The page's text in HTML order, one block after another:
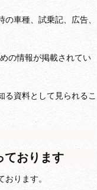
車種、試乗記、広告、
の情報が掲載されてい
資料として見られるこ
ております
ります。